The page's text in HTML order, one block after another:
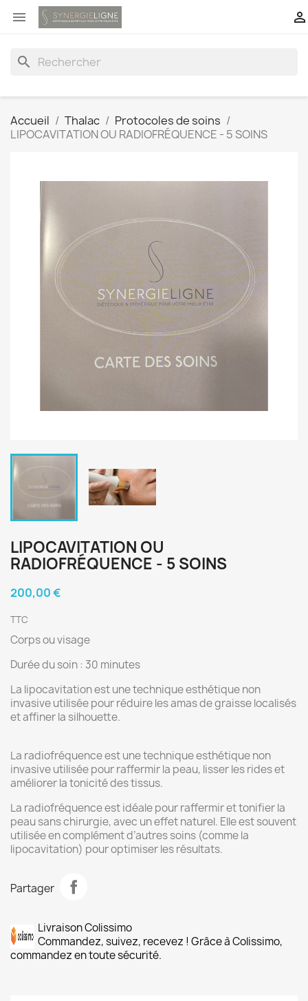
 
search
Accueil Thalac
Protocoles de soins
LIPOCAVITATION OU RADIOFRÉQUENCE - 5 SOINS
LIPOCAVITATION OU
RADIOFRÉQUENCE - 5 SOINS
200,00 €
TTC
Corps ou visage
Durée du soin : 30 minutes
La lipocavitation est une technique esthétique non
invasive utilisée pour réduire les amas de graisse localisés
et affiner la silhouette.
La radiofréquence est une technique esthétique non
invasive utilisée pour raffermir la peau, lisser les rides et
améliorer la tonicité des tissus.
La radiofréquence est idéale pour raffermir et tonifier la
peau sans chirurgie, avec un effet naturel. Elle est souvent
utilisée en complément d’autres soins (comme la
lipocavitation) pour optimiser les résultats.
Partager
Livraison Colissimo
Commandez, suivez, recevez ! Grâce à Colissimo,
commandez en toute sécurité.